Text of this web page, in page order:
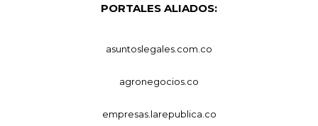
PORTALES ALIADOS:
asuntoslegales.com.co
agronegocios.co
empresas.larepublica.co